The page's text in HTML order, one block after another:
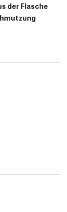
der Flasche